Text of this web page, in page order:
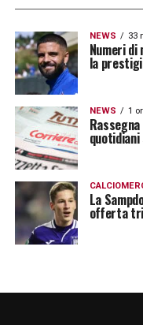
centrò la
LA PLAYLIST
NEWS 33
Numeri di
la
NEWS 1
La
offerta